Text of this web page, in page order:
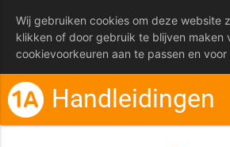
Handleidingen
Wij gebruiken cookies om deze website
klikken of door gebruik te blijven maken
cookievoorkeuren aan te passen en